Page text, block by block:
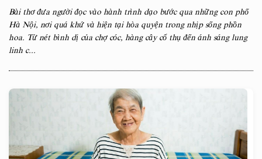
Bài thơ đưa người đọc vào hành trình dạo bước qua những con phố
Hà Nội, nơi quá khứ và hiện tại hòa quyện trong nhịp sống phồn
hoa. Từ nét bình dị của chợ cóc, hàng cây cổ thụ đến ánh sáng lung
linh c...